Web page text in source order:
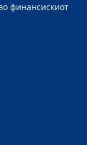
финансискиот